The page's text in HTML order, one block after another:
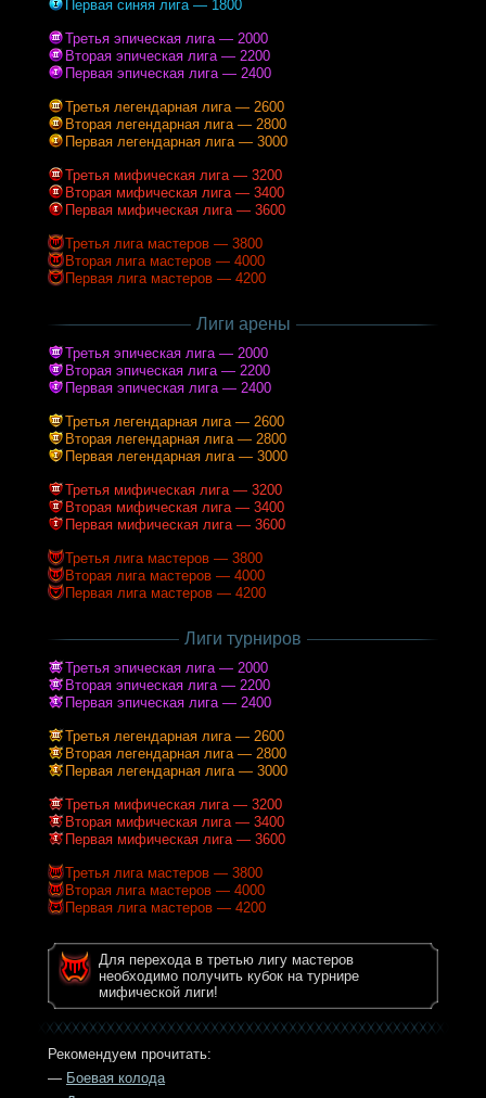
Первая синяя лига — 1800
Третья эпическая лига — 2000
Вторая эпическая лига — 2200
Первая эпическая лига — 2400
Третья легендарная лига — 2600
Вторая легендарная лига — 2800
Первая легендарная лига — 3000
Третья мифическая лига — 3200
Вторая мифическая лига — 3400
Первая мифическая лига — 3600
Третья лига мастеров — 3800
Вторая лига мастеров — 4000
Первая лига мастеров — 4200
Лиги арены
Третья эпическая лига — 2000
Вторая эпическая лига — 2200
Первая эпическая лига — 2400
Третья легендарная лига — 2600
Вторая легендарная лига — 2800
Первая легендарная лига — 3000
Третья мифическая лига — 3200
Вторая мифическая лига — 3400
Первая мифическая лига — 3600
Третья лига мастеров — 3800
Вторая лига мастеров — 4000
Первая лига мастеров — 4200
Лиги турниров
Третья эпическая лига — 2000
Вторая эпическая лига — 2200
Первая эпическая лига — 2400
Третья легендарная лига — 2600
Вторая легендарная лига — 2800
Первая легендарная лига — 3000
Третья мифическая лига — 3200
Вторая мифическая лига — 3400
Первая мифическая лига — 3600
Третья лига мастеров — 3800
Вторая лига мастеров — 4000
Первая лига мастеров — 4200
Для перехода в третью лигу мастеров
необходимо получить кубок на турнире
мифической лиги!
Рекомендуем прочитать:
— Боевая колода